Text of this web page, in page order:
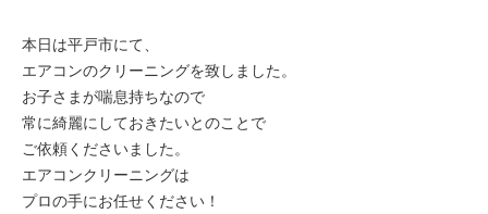
本日は平戸市にて、
エアコンのクリーニングを致しました。
お子さまが喘息持ちなので
常に綺麗にしておきたいとのことで
ご依頼くださいました。
エアコンクリーニングは
プロの手にお任せください！